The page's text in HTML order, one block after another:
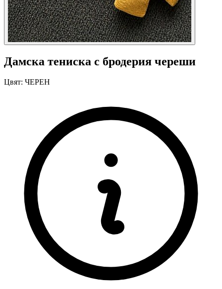
Дамска тениска с бродерия череши
Цвят: ЧЕРЕН